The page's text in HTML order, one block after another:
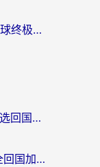
PP体育国外地域限制？海外党看球终极方案：从欧洲杯到奥运会，中文解说不卡顿！
ChickCN和章鱼哪个好？海外党选回国加速器的3个关键维度 + 实用避坑指南
中国VPN评测：海外党2026最全回国加速器选择指南，告别地区限制不踩坑